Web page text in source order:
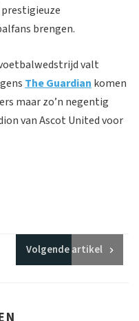
brengen.
valt
The Guardian komen
maar zo’n negentig
van Ascot United voor
Volgendeartikel